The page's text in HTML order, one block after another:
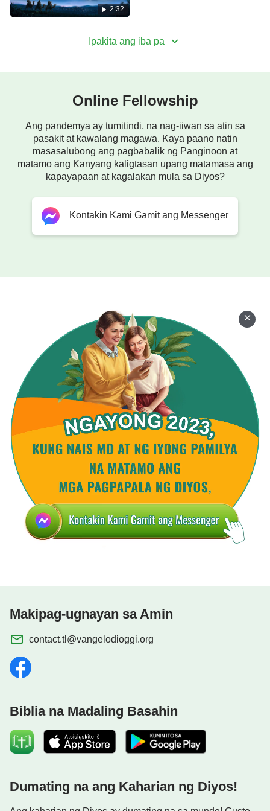
Mundo,” magkakatotoo ang mga
topic/kingdom-has-descended-on-the-
2:32
Ipakita ang iba pa
Online Fellowship
Ang pandemya ay tumitindi, na nag-iiwan sa atin sa
pasakit at kawalang magawa. Kaya paano natin
masasalubong ang pagbabalik ng Panginoon at
matamo ang Kanyang kaligtasan upang matamasa ang
kapayapaan at kagalakan mula sa Diyos?
Kontakin Kami Gamit ang Messenger
Makipag-ugnayan sa Amin
contact.tl@vangelodioggi.org
Biblia na Madaling Basahin
Dumating na ang Kaharian ng Diyos!